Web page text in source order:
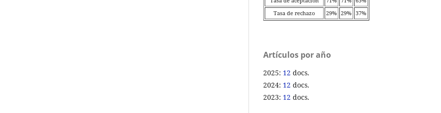
Tasa de rechazo
29% 29% 37%
Artículos por año
2025: 12 docs.
2024: 12 docs.
2023: 12 docs.